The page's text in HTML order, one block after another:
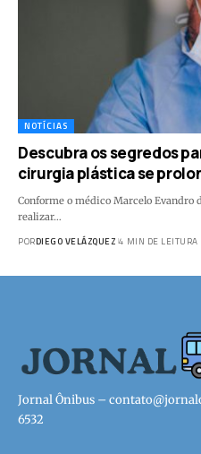
NOTÍCIAS
Descubra os segredos
cirurgia plástica se
Conforme o médico Marcelo Evandro
realizar…
PORDIEGO VELÁZQUEZ 4 MIN DE LEITURA
Jornal Ônibus –
6532